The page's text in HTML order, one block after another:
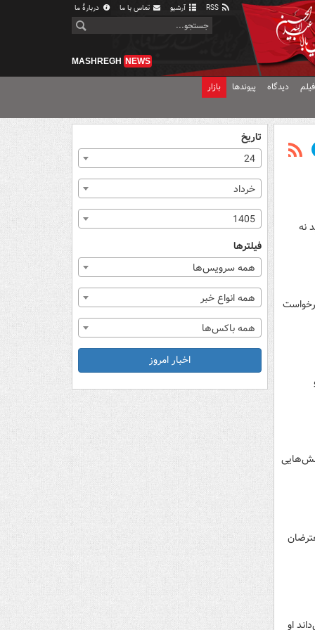
آرشیو تماس با ما دربارهٔ ما
MASHREGH NEWS
دیدگاه پیوندها بازار
نه
او
تاریخ
24
خرداد
1405
فیلترها
همه سرویس‌ها
همه انواع خبر
همه باکس‌ها
اخبار امروز